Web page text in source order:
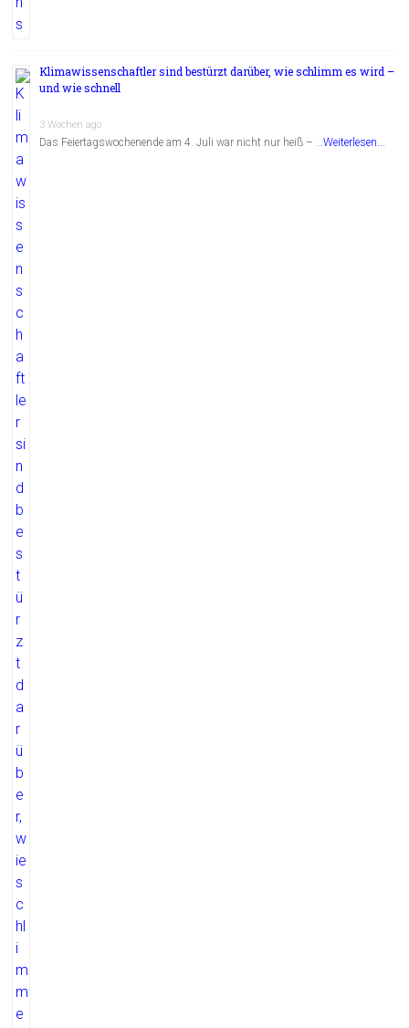
Klimawissenschaftler sind bestürzt darüber, wie schlimm es wird –
und wie schnell
3 Wochen ago
Das Feiertagswochenende am 4. Juli war nicht nur heiß – …Weiterlesen...